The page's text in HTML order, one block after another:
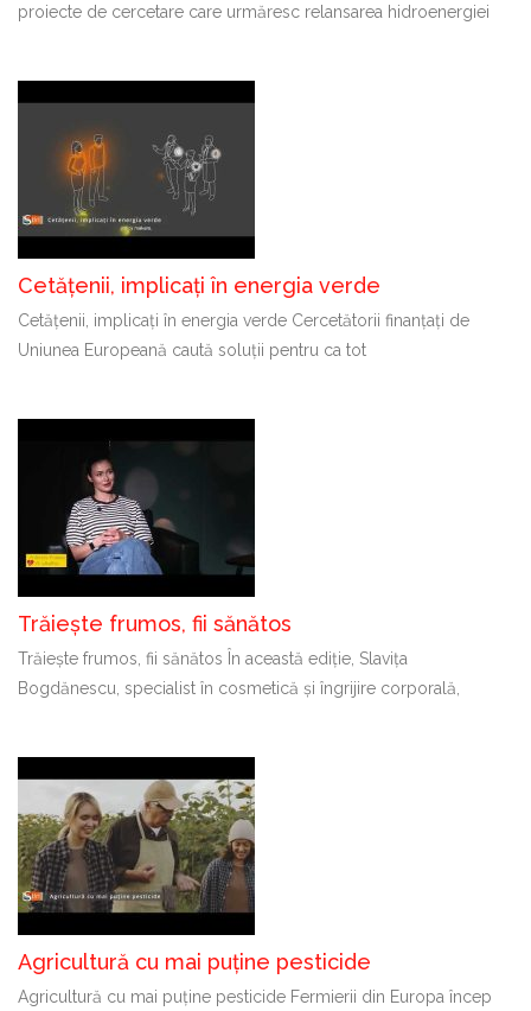
proiecte de cercetare care urmăresc relansarea hidroenergiei
Cetățenii, implicați în energia verde
Cetățenii, implicați în energia verde Cercetătorii finanțați de
Uniunea Europeană caută soluții pentru ca tot
Trăiește frumos, fii sănătos
Trăiește frumos, fii sănătos În această ediție, Slavița
Bogdănescu, specialist în cosmetică și îngrijire corporală,
Agricultură cu mai puține pesticide
Agricultură cu mai puține pesticide Fermierii din Europa încep